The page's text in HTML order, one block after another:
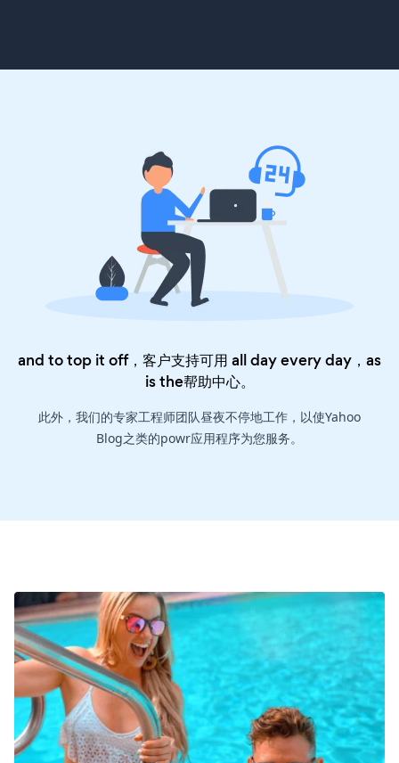
and to top it off，客户支持可用 all day every day，as
is the帮助中心。
此外，我们的专家工程师团队昼夜不停地工作，以使Yahoo
Blog之类的powr应用程序为您服务。